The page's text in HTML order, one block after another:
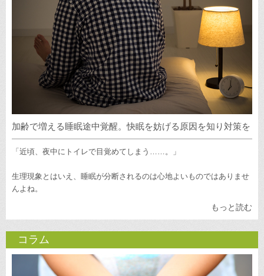
加齢で増える睡眠途中覚醒。快眠を妨げる原因を知り対策を
「近頃、夜中にトイレで目覚めてしまう……。」
生理現象とはいえ、睡眠が分断されるのは心地よいものではありませ
んよね。
もっと読む
コラム